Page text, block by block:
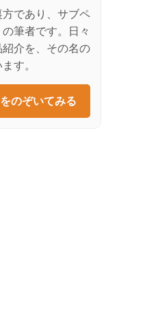
であり、サブペ
筆者です。日々
介を、その名の
す。
のぞいてみる